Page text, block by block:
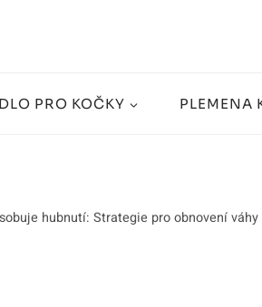
PRO KOČKY PLEMENA
hubnutí: Strategie pro obnovení